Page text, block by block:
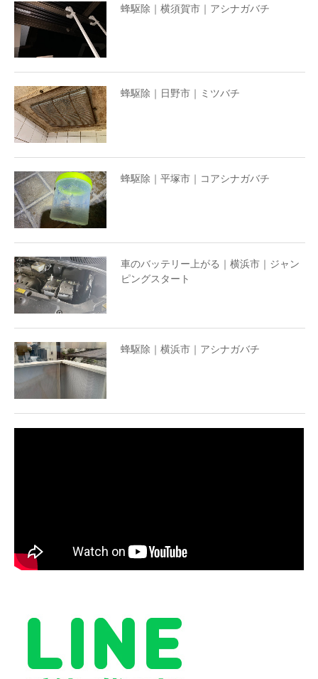
蜂駆除｜横須賀市｜アシナガバチ
蜂駆除｜日野市｜ミツバチ
蜂駆除｜平塚市｜コアシナガバチ
車のバッテリー上がる｜横浜市｜ジャン
ピングスタート
蜂駆除｜横浜市｜アシナガバチ